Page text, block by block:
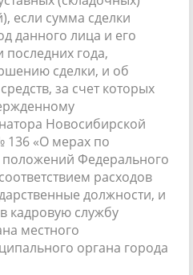
если сумма сделки
данного лица и его
последних года,
сделки, и об
за счет которых
Новосибирской
136 «О мерах по
Федерального
расходов
должности, и
кадровую службу
местного
органа города